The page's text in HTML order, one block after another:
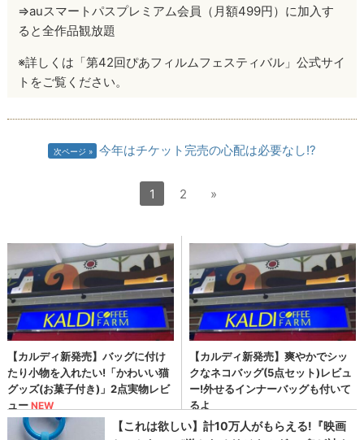
⇒auスマートパスプレミアム会員（月額499円）に加入す
ると全作品観放題
※詳しくは「第42回ぴあフィルムフェスティバル」公式サイ
トをご覧ください。
次ページ 今年はチケット完売の心配は必要なし!?
1 2 »